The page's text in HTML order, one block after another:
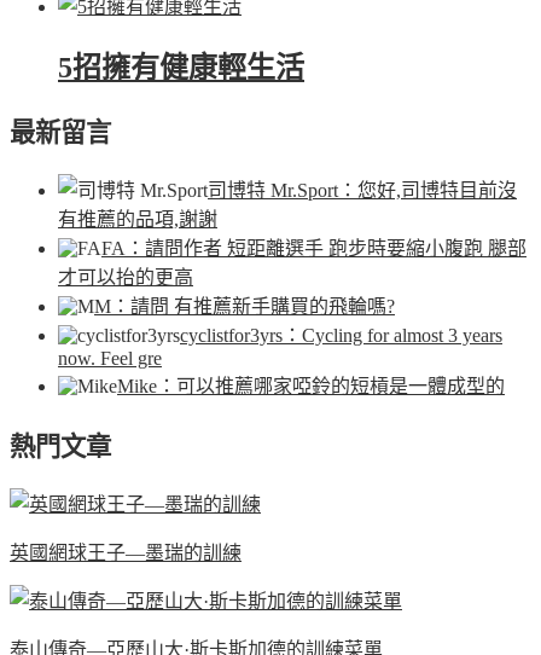
5招擁有健康輕生活
最新留言
司博特 Mr.Sport ：您好,司博特目前沒
有推薦的品項,謝謝
FA ：請問作者 短距離選手 跑步時要縮小腹跑 腿部
才可以抬的更高
M ：請問 有推薦新手購買的飛輪嗎?
cyclistfor3yrs ：Cycling for almost 3 years
now. Feel gre
Mike ：可以推薦哪家啞鈴的短槓是一體成型的
熱門文章
英國網球王子—墨瑞的訓練
泰山傳奇—亞歷山大·斯卡斯加德的訓練菜單